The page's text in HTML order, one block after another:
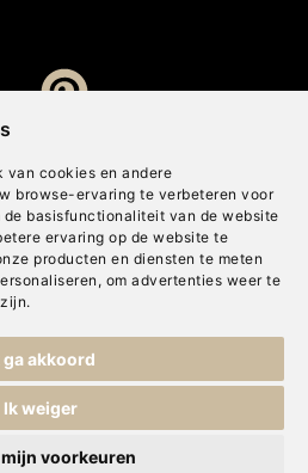
van cookies en andere
browse-ervaring te verbeteren voor
de basisfunctionaliteit van de website
ervaring op de website te
producten en diensten te meten
, om advertenties weer te
.
ga akkoord
Ik weiger
voorkeuren